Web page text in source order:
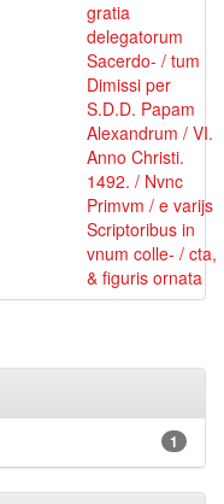
gratia
delegatorum
Sacerdo- / tum
Dimissi per
S.D.D. Papam
Alexandrum / VI.
Anno Christi.
1492. / Nvnc
Primvm / e varijs
Scriptoribus in
vnum colle- / cta,
& figuris ornata
1